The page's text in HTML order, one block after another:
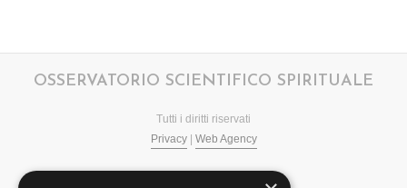
OSSERVATORIO SCIENTIFICO SPIRITUALE
Tutti i diritti riservati
Privacy| Web Agency